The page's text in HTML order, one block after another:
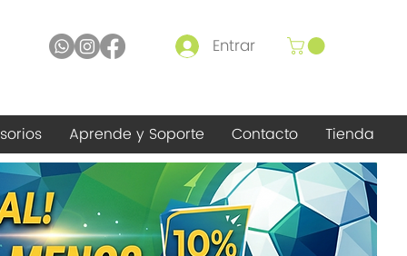
Entrar
Aprende y Soporte Contacto Tienda